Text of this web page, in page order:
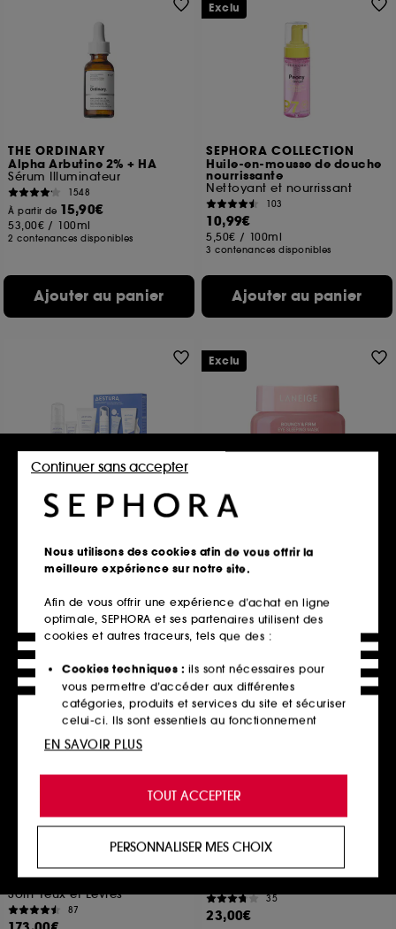
THE ORDINARY
Alpha Arbutine 2% + HA
Sérum Illuminateur
1548
À partir de 15,90€
53,00€ / 100ml
2 contenances disponibles
Ajouter au panier
SEPHORA COLLECTION
Huile-en-mousse de douche
nourrissante
Nettoyant et nourrissant
103
10,99€
5,50€ / 100ml
3 contenances disponibles
Ajouter au panier
Exclu
AESTURA
ATOBARRIER365
32,00€
Ajouter au panier
LANEIGE
Bouncy & Firm Eye Sleeping
858
33,00€
Ajouter au panier
Exclu
SISLEYA L'INTEGRAL YEUX ET
LEVRES
Soin Yeux et Lèvres
87
ANUA
Rice 70 Glow Milky Toner
Tonique illuminateur au riz
35
23,00€
Hot on social
Nous utilisons des cookies afin de vous offrir la
meilleure expérience sur notre site.
Afin de vous offrir une expérience d’achat en ligne
optimale, SEPHORA et ses partenaires utilisent des
cookies et autres traceurs, tels que des :
Cookies techniques : ils sont nécessaires pour
vous permettre d’accéder aux différentes
catégories, produits et services du site et sécuriser
celui-ci. Ils sont essentiels au fonctionnement
technique du site et ne peuvent être désactivés.
de vous offrir une expérience enrichie et
personnalisée en vous recommandant des
produits, des services et des contenus qui
proposer des offres promotionnelles adaptées à
votre profil.
Cookies réseaux sociaux et publicité :
utilisés pour vous présenter du contenu susceptible
TOUT ACCEPTER
Continuer sans accepter
PERSONNALISER MES CHOIX
EN SAVOIR PLUS